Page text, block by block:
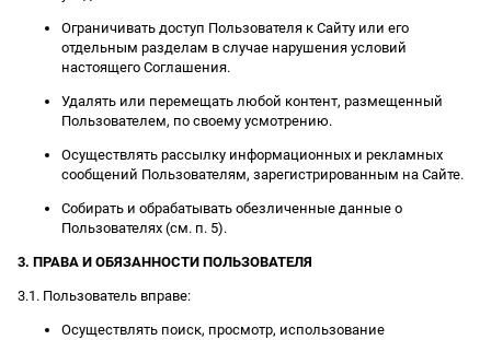
Ограничивать доступ Пользователя к Сайту или его
отдельным разделам в случае нарушения условий
настоящего Соглашения.
Удалять или перемещать любой контент, размещенный
Пользователем, по своему усмотрению.
Осуществлять рассылку информационных и рекламных
сообщений Пользователям, зарегистрированным на Сайте.
Собирать и обрабатывать обезличенные данные о
Пользователях (см. п. 5).
3. ПРАВА И ОБЯЗАННОСТИ ПОЛЬЗОВАТЕЛЯ
3.1. Пользователь вправе:
Осуществлять поиск, просмотр, использование